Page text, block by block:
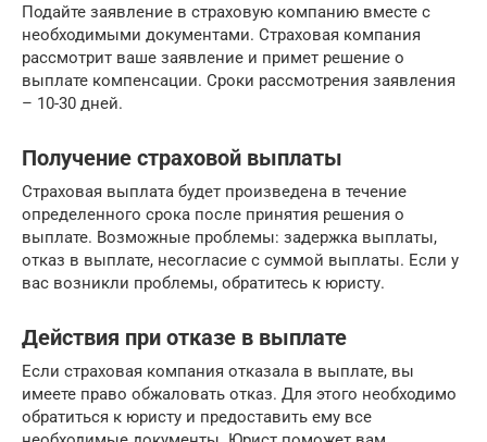
Подайте заявление в страховую компанию вместе с
необходимыми документами. Страховая компания
рассмотрит ваше заявление и примет решение о
выплате компенсации. Сроки рассмотрения заявления
– 10-30 дней.
Получение страховой выплаты
Страховая выплата будет произведена в течение
определенного срока после принятия решения о
выплате. Возможные проблемы: задержка выплаты,
отказ в выплате, несогласие с суммой выплаты. Если у
вас возникли проблемы, обратитесь к юристу.
Действия при отказе в выплате
Если страховая компания отказала в выплате, вы
имеете право обжаловать отказ. Для этого необходимо
обратиться к юристу и предоставить ему все